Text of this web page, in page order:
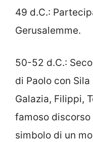
49 d.C.:
Gerusalemme.
50-52 d.C.:
di Paolo con
Galazia, Filippi,
famoso discorso
simbolo di un